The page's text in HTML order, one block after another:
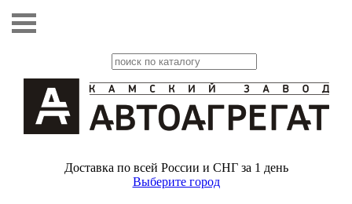
Доставка по всей России и СНГ за 1 день
Выберите город